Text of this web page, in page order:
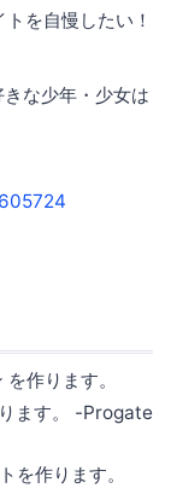
を自慢したい！
な少年・少女は
作ります。
ます。 -Progate
を作ります。